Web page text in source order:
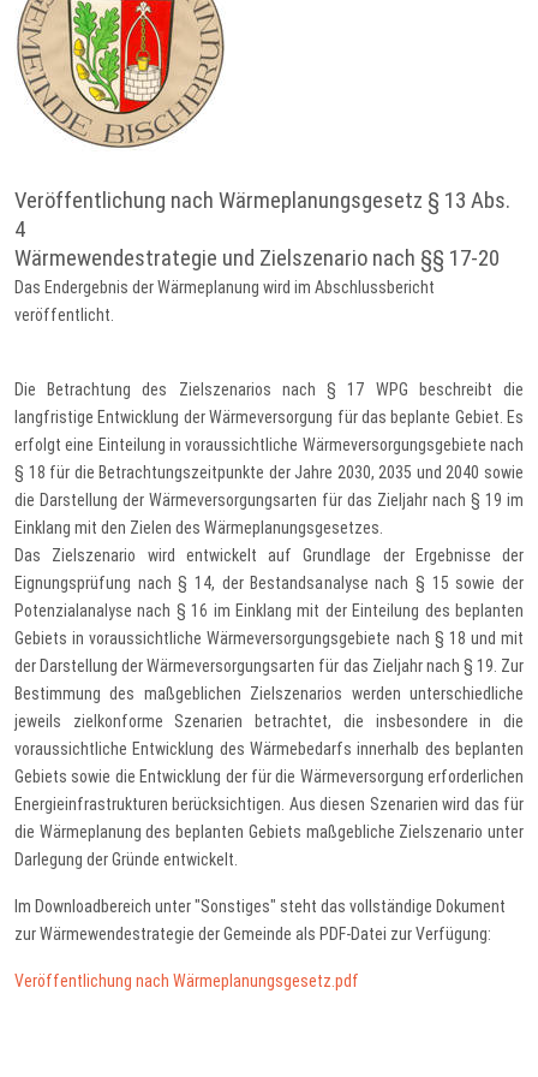
Veröffentlichung nach Wärmeplanungsgesetz § 13 Abs.
4
Wärmewendestrategie und Zielszenario nach §§ 17-20
Das Endergebnis der Wärmeplanung wird im Abschlussbericht
veröffentlicht.
Die Betrachtung des Zielszenarios nach § 17 WPG beschreibt die
langfristige Entwicklung der Wärmeversorgung für das beplante Gebiet. Es
erfolgt eine Einteilung in voraussichtliche Wärmeversorgungsgebiete nach
§ 18 für die Betrachtungszeitpunkte der Jahre 2030, 2035 und 2040 sowie
die Darstellung der Wärmeversorgungsarten für das Zieljahr nach § 19 im
Einklang mit den Zielen des Wärmeplanungsgesetzes.
Das Zielszenario wird entwickelt auf Grundlage der Ergebnisse der
Eignungsprüfung nach § 14, der Bestandsanalyse nach § 15 sowie der
Potenzialanalyse nach § 16 im Einklang mit der Einteilung des beplanten
Gebiets in voraussichtliche Wärmeversorgungsgebiete nach § 18 und mit
der Darstellung der Wärmeversorgungsarten für das Zieljahr nach § 19. Zur
Bestimmung des maßgeblichen Zielszenarios werden unterschiedliche
jeweils zielkonforme Szenarien betrachtet, die insbesondere in die
voraussichtliche Entwicklung des Wärmebedarfs innerhalb des beplanten
Gebiets sowie die Entwicklung der für die Wärmeversorgung erforderlichen
Energieinfrastrukturen berücksichtigen. Aus diesen Szenarien wird das für
die Wärmeplanung des beplanten Gebiets maßgebliche Zielszenario unter
Darlegung der Gründe entwickelt.
Im Downloadbereich unter "Sonstiges" steht das vollständige Dokument
zur Wärmewendestrategie der Gemeinde als PDF-Datei zur Verfügung:
Veröffentlichung nach Wärmeplanungsgesetz.pdf